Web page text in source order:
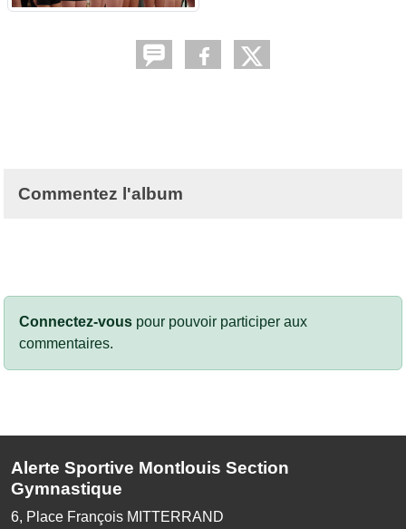
Commentez l'album
Connectez-vous pour pouvoir participer aux
commentaires.
Alerte Sportive Montlouis Section
Gymnastique
6, Place François MITTERRAND